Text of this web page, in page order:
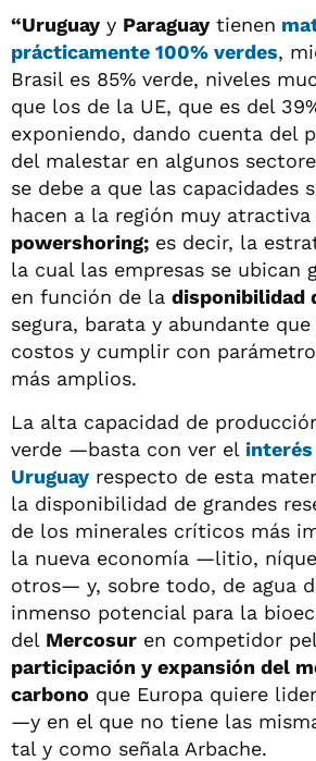
“Uruguay y Paraguay tienen
prácticamente 100% verdes,
Brasil es 85% verde, niveles
que los de la UE, que es del
exponiendo, dando cuenta del
del malestar en algunos
se debe a que las capacidades
hacen a la región muy
powershoring; es decir, la
la cual las empresas se ubican
en función de la disponibilidad
segura, barata y abundante
costos y cumplir con
más amplios.
La alta capacidad de
verde —basta con ver el interés
Uruguay respecto de esta
la disponibilidad de grandes
de los minerales críticos más
la nueva economía —litio,
otros— y, sobre todo, de agua
inmenso potencial para la
del Mercosur en competidor
participación y expansión del
carbono que Europa quiere
—y en el que no tiene las
tal y como señala Arbache.